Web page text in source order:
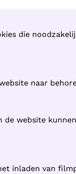
die
naar
de website
inladen van